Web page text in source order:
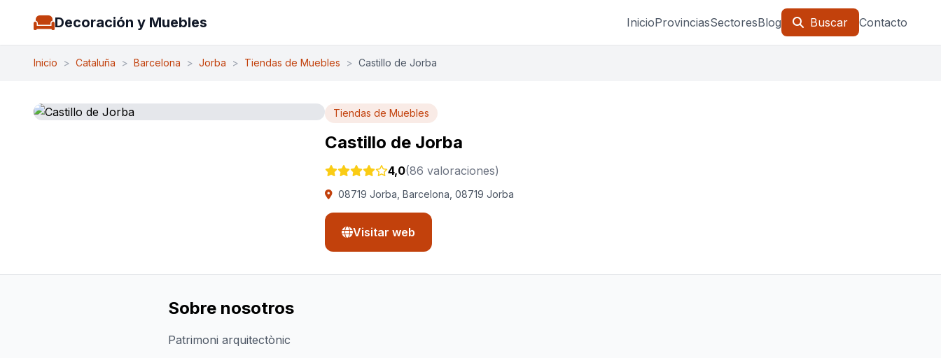
Decoración y Muebles InicioProvinciasSectoresBlog Buscar Contacto
Inicio > Cataluña > Barcelona > Jorba > Tiendas de Muebles > Castillo de Jorba
Tiendas de Muebles
Castillo de Jorba
4,0(86 valoraciones)
08719 Jorba, Barcelona, 08719 Jorba
Visitar web
Sobre nosotros
Patrimoni arquitectònic